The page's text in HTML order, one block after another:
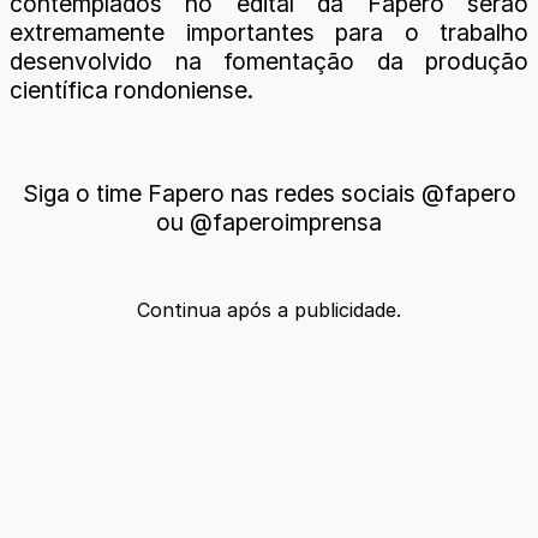
extremamente importantes para o trabalho
desenvolvido na fomentação da produção
científica rondoniense.
Siga o time Fapero nas redes sociais @fapero
ou @faperoimprensa
Continua após a publicidade.